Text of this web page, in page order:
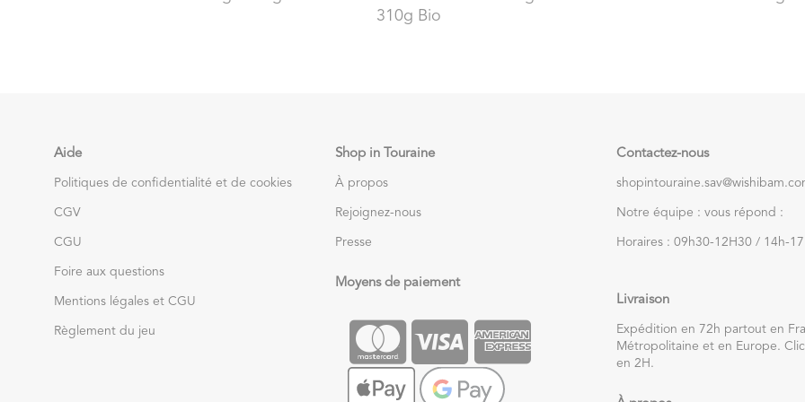
310g Bio
Aide
Politiques de confidentialité et de cookies
CGV
CGU
Foire aux questions
Mentions légales et CGU
Règlement du jeu
Shop in Touraine
À propos
Rejoignez-nous
Presse
Moyens de paiement
Contactez-nous
Notre équipe : vous répond :
Horaires : 09h30-12H30 / 14h-
Livraison
Expédition en 72h partout en
Métropolitaine et en Europe.
en 2H.